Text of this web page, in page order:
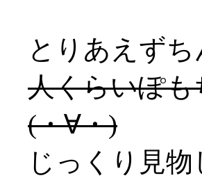
とりあえず
人くらいぽ
(・∀・)
じっくり見